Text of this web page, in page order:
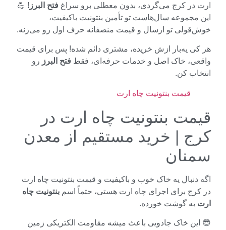
در کرج می‌گردی، بدون معطلی برو سراغ فتح البرز! 💪
مجموعه سال‌هاست تو تأمین بنتونیت باکیفیت،
تو ارسال و قیمت منصفانه حرف اول رو می‌زنه.
یه‌بار ازش خریده، مشتری دائم شده! پس برای قیمت
خاک اصل و خدمات حرفه‌ای، فقطفتح البرزرو
کن.
قیمت بنتونیت چاه ارت
بنتونیت چاه ارت در
| خرید مستقیم از معدن
دنبال یه خاک خوب و باکیفیت و قیمت بنتونیت چاه ارت
برای اجرای چاه ارت هستی، حتماً اسمبنتونیت چاه
به گوشت خورده.
خاک جادویی باعث میشه مقاومت الکتریکی زمین